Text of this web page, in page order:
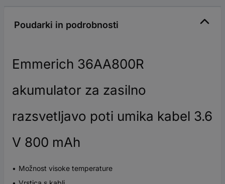
Poudarki in podrobnosti
Emmerich 36AA800R
akumulator za zasilno
razsvetljavo poti umika kabel 3.6
V 800 mAh
Možnost visoke temperature